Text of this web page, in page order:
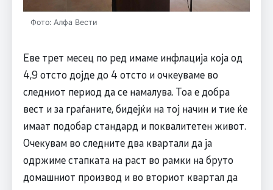
Фото: Алфа Вести
Еве трет месец по ред имаме инфлација која од
4,9 отсто дојде до 4 отсто и очкеуваме во
следниот период да се намалува. Тоа е добра
вест и за граѓаните, бидејќи на тој начин и тие ќе
имаат подобар стандард и поквалитетен живот.
Очекувам во следните два квартали да ја
одржиме стапката на раст во рамки на бруто
домашниот производ и во вториот квартал да